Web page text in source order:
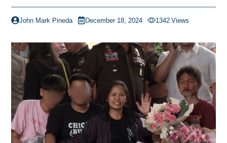
John Mark Pineda December 18, 2024 1342 Views